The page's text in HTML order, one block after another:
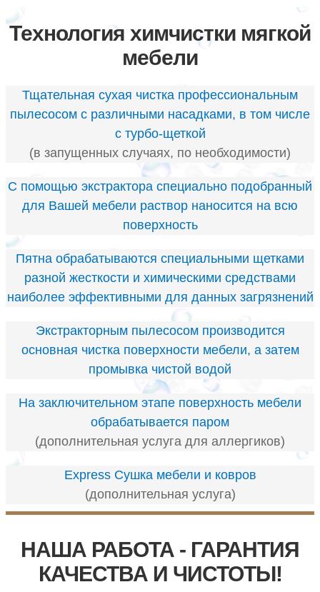
Технология химчистки мягкой
мебели
Тщательная сухая чистка профессиональным
пылесосом с различными насадками, в том числе
с турбо-щеткой
(в запущенных случаях, по необходимости)
С помощью экстрактора специально подобранный
для Вашей мебели раствор наносится на всю
поверхность
Пятна обрабатываются специальными щетками
разной жесткости и химическими средствами
наиболее эффективными для данных загрязнений
Экстракторным пылесосом производится
основная чистка поверхности мебели, а затем
промывка чистой водой
На заключительном этапе поверхность мебели
обрабатывается паром
(дополнительная услуга для аллергиков)
Express Cушка мебели и ковров
(дополнительная услуга)
НАША РАБОТА - ГАРАНТИЯ
КАЧЕСТВА И ЧИСТОТЫ!